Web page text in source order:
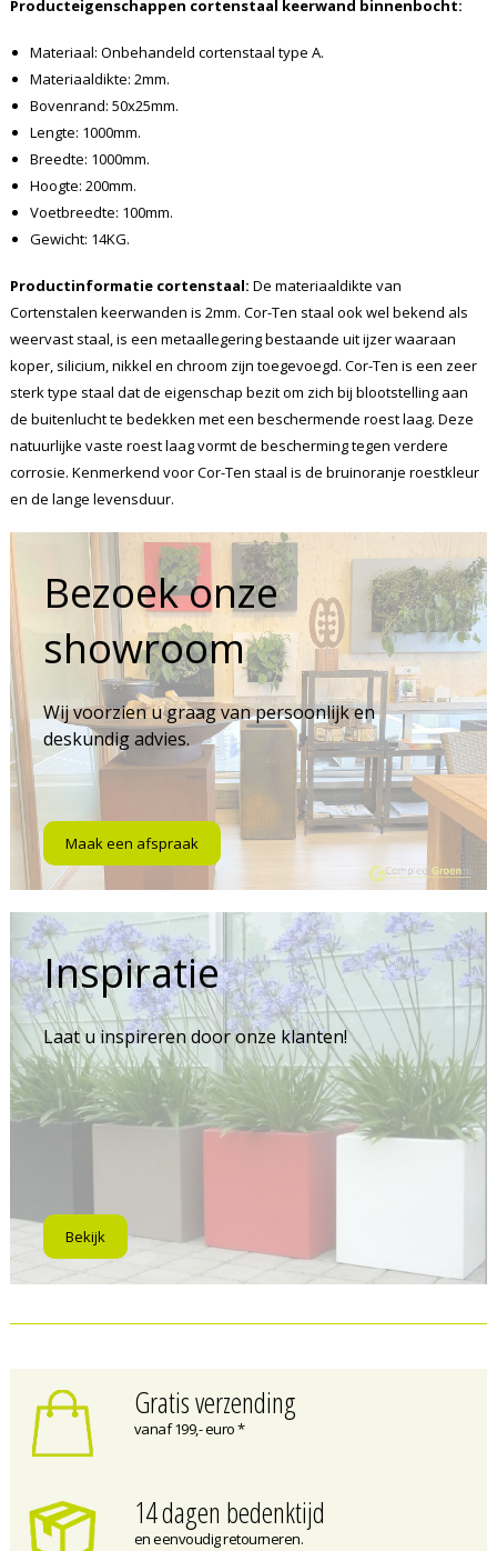
Producteigenschappen cortenstaal keerwand binnenbocht:
Materiaal: Onbehandeld cortenstaal type A.
Materiaaldikte: 2mm.
Bovenrand: 50x25mm.
Lengte: 1000mm.
Breedte: 1000mm.
Hoogte: 200mm.
Voetbreedte: 100mm.
Gewicht: 14KG.
Productinformatie cortenstaal: De materiaaldikte van
Cortenstalen keerwanden is 2mm. Cor-Ten staal ook wel bekend als
weervast staal, is een metaallegering bestaande uit ijzer waaraan
koper, silicium, nikkel en chroom zijn toegevoegd. Cor-Ten is een zeer
sterk type staal dat de eigenschap bezit om zich bij blootstelling aan
de buitenlucht te bedekken met een beschermende roest laag. Deze
natuurlijke vaste roest laag vormt de bescherming tegen verdere
corrosie. Kenmerkend voor Cor-Ten staal is de bruinoranje roestkleur
en de lange levensduur.
Bezoek onze
showroom
Wij voorzien u graag van persoonlijk en
deskundig advies.
Maak een afspraak
Inspiratie
Laat u inspireren door onze klanten!
Bekijk
Gratis verzending
vanaf 199,- euro *
14 dagen bedenktijd
en eenvoudig retourneren.